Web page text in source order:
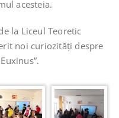
acesteia.
la Liceul Teoretic
noi curiozități despre